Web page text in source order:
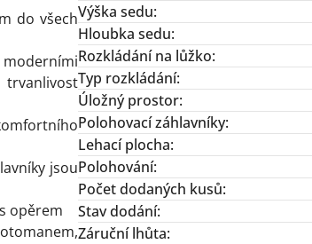
do všech
jsou
opěrem
Výška sedu:
Hloubka sedu:
Rozkládání na lůžko:
Typ rozkládání:
Úložný prostor:
Polohovací záhlavníky:
Lehací plocha:
Polohování:
Počet dodaných kusů:
Stav dodání:
Záruční lhůta: